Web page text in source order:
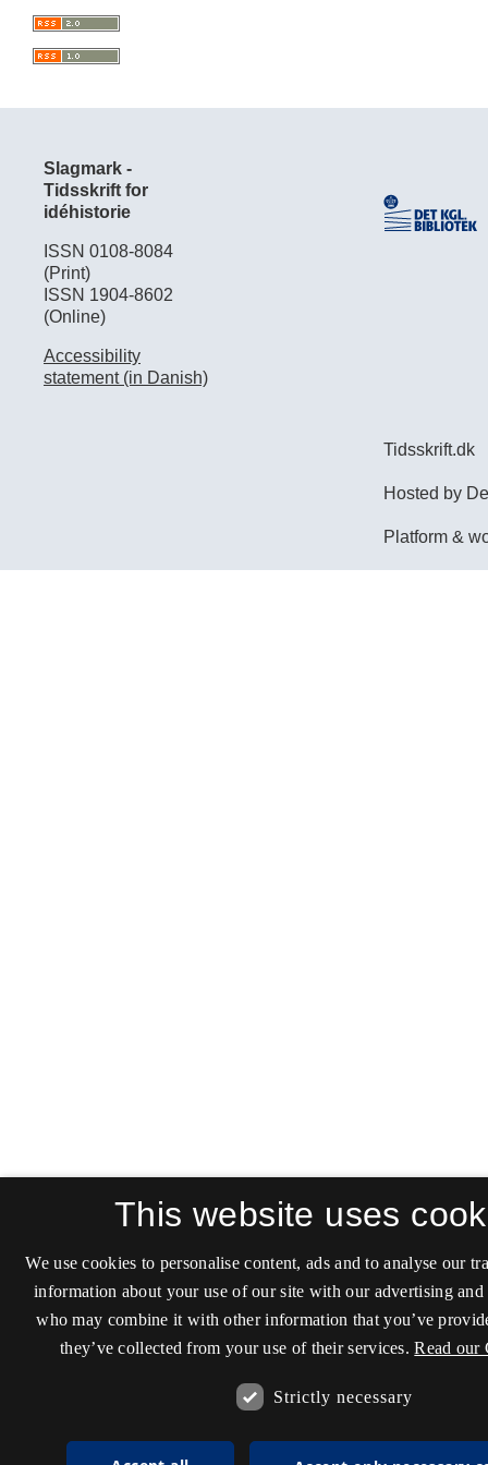
Slagmark -
Tidsskrift for
idéhistorie
ISSN 0108-8084
(Print)
ISSN 1904-8602
(Online)
Accessibility
statement (in Danish)
This website uses
We use cookies to personalise content, ads and to analyse our
information about your use of our site with our advertising and
who may combine it with other information that you’ve
they’ve collected from your use of their services. Read our
Strictly necessary